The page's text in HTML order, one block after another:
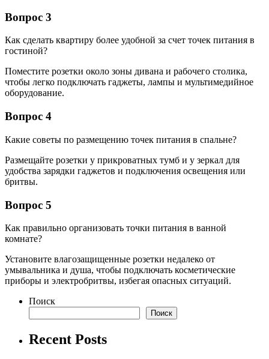
Вопрос 3
Как сделать квартиру более удобной за счет точек питания в
гостиной?
Поместите розетки около зоны дивана и рабочего столика,
чтобы легко подключать гаджеты, лампы и мультимедийное
оборудование.
Вопрос 4
Какие советы по размещению точек питания в спальне?
Размещайте розетки у прикроватных тумб и у зеркал для
удобства зарядки гаджетов и подключения освещения или
бритвы.
Вопрос 5
Как правильно организовать точки питания в ванной
комнате?
Установите влагозащищенные розетки недалеко от
умывальника и душа, чтобы подключать косметические
приборы и электробритвы, избегая опасных ситуаций.
Поиск
Поиск
Recent Posts